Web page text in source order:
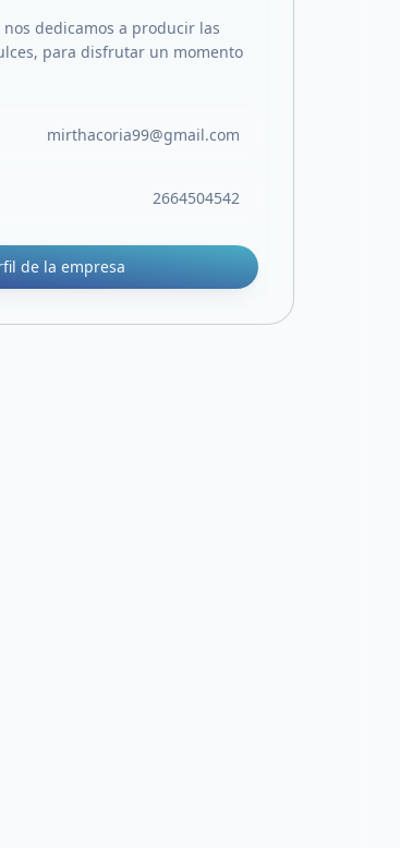
dedicamos a producir las
para disfrutar un momento
mirthacoria99@gmail.com
2664504542
de la empresa